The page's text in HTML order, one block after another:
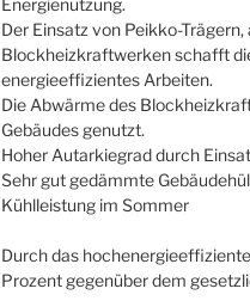
Energienutzung.
Der Einsatz von Peikko-
Blockheizkraftwerken schafft
energieeffizientes Arbeiten.
Die Abwärme des
Gebäudes genutzt.
Hoher Autarkiegrad durch
Sehr gut gedämmte
Kühlleistung im Sommer
Durch das
Prozent gegenüber dem